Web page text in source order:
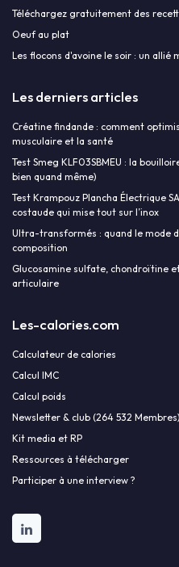
Téléchargez gratuitement des
Oeuf au plat
Les flocons d'avoine le soir : un allié
Les derniers articles
Créatine findande : comment
musculaire et la santé
Test Smeg KLF03SBMEU : la
bien quand même)
Test Krampouz Plancha Électrique
costaude qui mise tout sur l’inox
Ultra-transformés : quand le mode
composition
Glucosamine sulfate, chondroïtine
articulaire
Les-calories.com
Calculateur de calories
Calcul IMC
Calcul poids
Newsletter & club (264 532 Membres)
Kit media et RP
Ressources à télécharger
Participer à une interview ?